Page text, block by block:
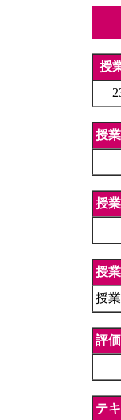
授
授
授
授
授
評
テ